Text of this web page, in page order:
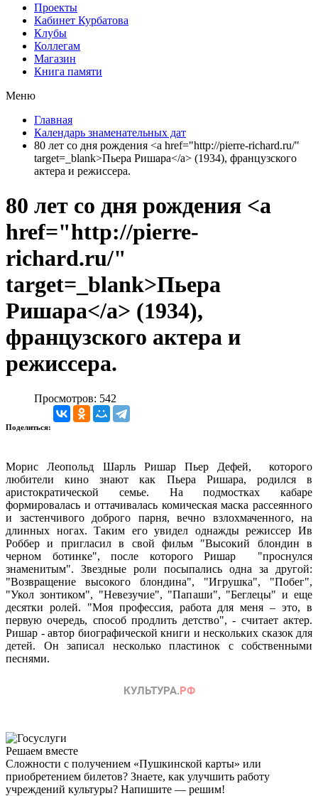
Проекты
Кабинет Курбатова
Клубы
Коллегам
Магазин
Книга памяти
Меню
Главная
Календарь знаменательных дат
80 лет со дня рождения <a href="http://pierre-richard.ru/"
target=_blank>Пьера Ришара</a> (1934), французского
актера и режиссера.
80 лет со дня рождения <a
href="http://pierre-
richard.ru/"
target=_blank>Пьера
Ришара</a> (1934),
французского актера и
режиссера.
Просмотров: 542
Поделиться:
Морис Леопольд Шарль Ришар Пьер Дефей, которого
любители кино знают как Пьера Ришара, родился в
аристократической семье. На подмостках кабаре
формировалась и оттачивалась комическая маска рассеянного
и застенчивого доброго парня, вечно взлохмаченного, на
длинных ногах. Таким его увидел однажды режиссер Ив
Роббер и пригласил в свой фильм "Высокий блондин в
черном ботинке", после которого Ришар "проснулся
знаменитым". Звездные роли посыпались одна за другой:
"Возвращение высокого блондина", "Игрушка", "Побег",
"Укол зонтиком", "Невезучие", "Папаши", "Беглецы" и еще
десятки ролей. "Моя профессия, работа для меня – это, в
первую очередь, способ продлить детство", - считает актер.
Ришар - автор биографической книги и нескольких сказок для
детей. Он записал несколько пластинок с собственными
песнями.
Решаем вместе
Сложности с получением «Пушкинской карты» или
приобретением билетов? Знаете, как улучшить работу
учреждений культуры? Напишите — решим!